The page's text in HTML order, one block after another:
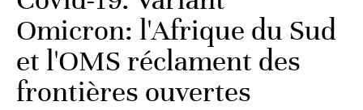
Omicron: l'Afrique du Sud
et l'OMS réclament des
frontières ouvertes